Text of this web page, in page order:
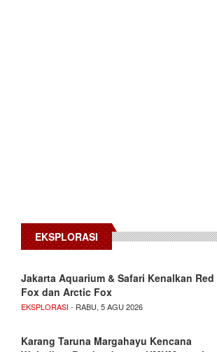
EKSPLORASI
Jakarta Aquarium & Safari Kenalkan Red
Fox dan Arctic Fox
EKSPLORASI- RABU, 5 AGU 2026
Karang Taruna Margahayu Kencana